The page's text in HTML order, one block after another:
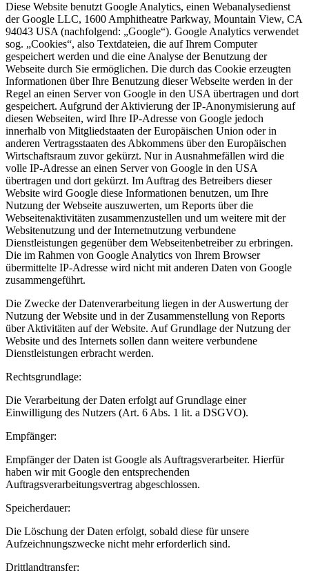
Diese Website benutzt Google Analytics, einen Webanalysedienst
der Google LLC, 1600 Amphitheatre Parkway, Mountain View, CA
94043 USA (nachfolgend: „Google“). Google Analytics verwendet
sog. „Cookies“, also Textdateien, die auf Ihrem Computer
gespeichert werden und die eine Analyse der Benutzung der
Webseite durch Sie ermöglichen. Die durch das Cookie erzeugten
Informationen über Ihre Benutzung dieser Webseite werden in der
Regel an einen Server von Google in den USA übertragen und dort
gespeichert. Aufgrund der Aktivierung der IP-Anonymisierung auf
diesen Webseiten, wird Ihre IP-Adresse von Google jedoch
innerhalb von Mitgliedstaaten der Europäischen Union oder in
anderen Vertragsstaaten des Abkommens über den Europäischen
Wirtschaftsraum zuvor gekürzt. Nur in Ausnahmefällen wird die
volle IP-Adresse an einen Server von Google in den USA
übertragen und dort gekürzt. Im Auftrag des Betreibers dieser
Website wird Google diese Informationen benutzen, um Ihre
Nutzung der Webseite auszuwerten, um Reports über die
Webseitenaktivitäten zusammenzustellen und um weitere mit der
Websitenutzung und der Internetnutzung verbundene
Dienstleistungen gegenüber dem Webseitenbetreiber zu erbringen.
Die im Rahmen von Google Analytics von Ihrem Browser
übermittelte IP-Adresse wird nicht mit anderen Daten von Google
zusammengeführt.
Die Zwecke der Datenverarbeitung liegen in der Auswertung der
Nutzung der Website und in der Zusammenstellung von Reports
über Aktivitäten auf der Website. Auf Grundlage der Nutzung der
Website und des Internets sollen dann weitere verbundene
Dienstleistungen erbracht werden.
Rechtsgrundlage:
Die Verarbeitung der Daten erfolgt auf Grundlage einer
Einwilligung des Nutzers (Art. 6 Abs. 1 lit. a DSGVO).
Empfänger:
Empfänger der Daten ist Google als Auftragsverarbeiter. Hierfür
haben wir mit Google den entsprechenden
Auftragsverarbeitungsvertrag abgeschlossen.
Speicherdauer:
Die Löschung der Daten erfolgt, sobald diese für unsere
Aufzeichnungszwecke nicht mehr erforderlich sind.
Drittlandtransfer: